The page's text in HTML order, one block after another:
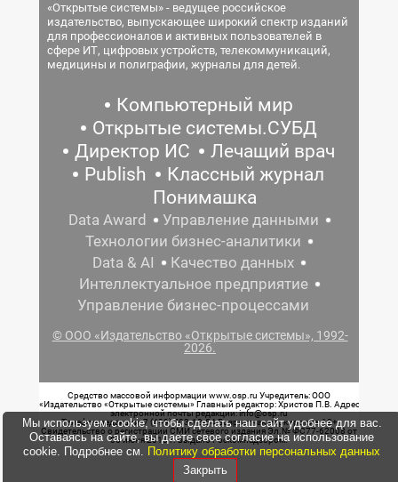
«Открытые системы» - ведущее российское
издательство, выпускающее широкий спектр изданий
для профессионалов и активных пользователей в
сфере ИТ, цифровых устройств, телекоммуникаций,
медицины и полиграфии, журналы для детей.
Компьютерный мир
Открытые системы.СУБД
Директор ИС
Лечащий врач
Publish
Классный журнал
Понимашка
Data Award
Управление данными
Технологии бизнес-аналитики
Data & AI
Качество данных
Интеллектуальное предприятие
Управление бизнес-процессами
© ООО «Издательство «Открытые системы», 1992-
2026.
Средство массовой информации www.osp.ru Учредитель: ООО
«Издательство «Открытые системы» Главный редактор: Христов П.В. Адрес
электронной почты редакции: info@osp.ru
Телефон редакции: 7 (499) 703-18-54 Возрастная маркировка: 12+
Свидетельство о регистрации СМИ сетевого издания Эл.№ ФС77-62008 от
05 июня 2015 г. выдано Роскомнадзором.
Мы используем cookie, чтобы сделать наш сайт удобнее для вас.
Оставаясь на сайте, вы даете свое согласие на использование
cookie. Подробнее см. Политику обработки персональных данных
Закрыть